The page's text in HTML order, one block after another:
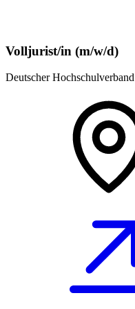
Volljurist/in (m/w/d)
Deutscher Hochschulverband